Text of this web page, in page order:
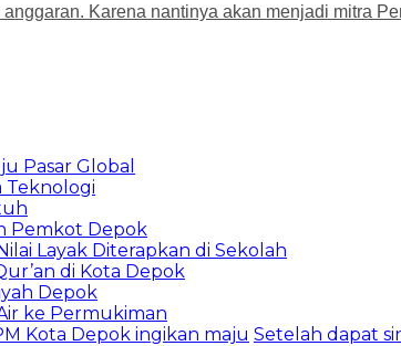
Karena nantinya akan menjadi mitra
Pasar Global
Teknologi
Pemkot Depok
Layak Diterapkan di Sekolah
di Kota Depok
Depok
ke Permukiman
Kota Depok ingikan maju Setelah dapat